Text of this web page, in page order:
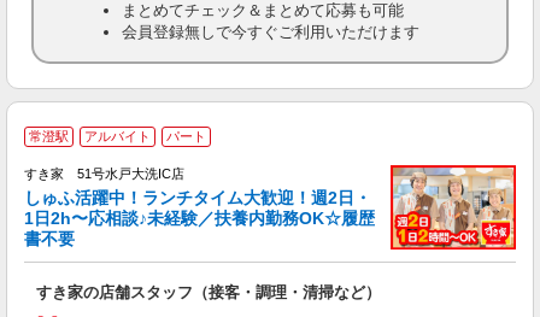
まとめてチェック＆まとめて応募も可能
会員登録無しで今すぐご利用いただけます
常澄駅 アルバイト パート
すき家 51号水戸大洗IC店
しゅふ活躍中！ランチタイム大歓迎！週2日・
1日2h〜応相談♪未経験／扶養内勤務OK☆履歴
書不要
すき家の店舗スタッフ（接客・調理・清掃など）